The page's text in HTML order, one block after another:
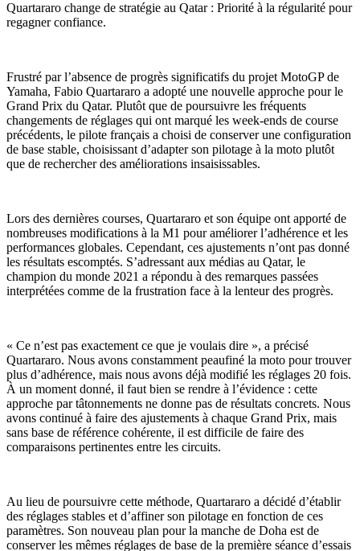
Quartararo change de stratégie au Qatar : Priorité à la régularité pour
regagner confiance.
Frustré par l’absence de progrès significatifs du projet MotoGP de
Yamaha, Fabio Quartararo a adopté une nouvelle approche pour le
Grand Prix du Qatar. Plutôt que de poursuivre les fréquents
changements de réglages qui ont marqué les week-ends de course
précédents, le pilote français a choisi de conserver une configuration
de base stable, choisissant d’adapter son pilotage à la moto plutôt
que de rechercher des améliorations insaisissables.
Lors des dernières courses, Quartararo et son équipe ont apporté de
nombreuses modifications à la M1 pour améliorer l’adhérence et les
performances globales. Cependant, ces ajustements n’ont pas donné
les résultats escomptés. S’adressant aux médias au Qatar, le
champion du monde 2021 a répondu à des remarques passées
interprétées comme de la frustration face à la lenteur des progrès.
« Ce n’est pas exactement ce que je voulais dire », a précisé
Quartararo. Nous avons constamment peaufiné la moto pour trouver
plus d’adhérence, mais nous avons déjà modifié les réglages 20 fois.
À un moment donné, il faut bien se rendre à l’évidence : cette
approche par tâtonnements ne donne pas de résultats concrets. Nous
avons continué à faire des ajustements à chaque Grand Prix, mais
sans base de référence cohérente, il est difficile de faire des
comparaisons pertinentes entre les circuits.
Au lieu de poursuivre cette méthode, Quartararo a décidé d’établir
des réglages stables et d’affiner son pilotage en fonction de ces
paramètres. Son nouveau plan pour la manche de Doha est de
conserver les mêmes réglages de base de la première séance d’essais